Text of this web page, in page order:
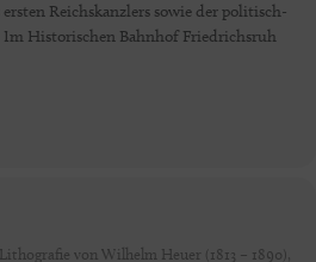
Reichskanzlers sowie der politisch-
Historischen Bahnhof Friedrichsruh
von Wilhelm Heuer (1813 – 1890),